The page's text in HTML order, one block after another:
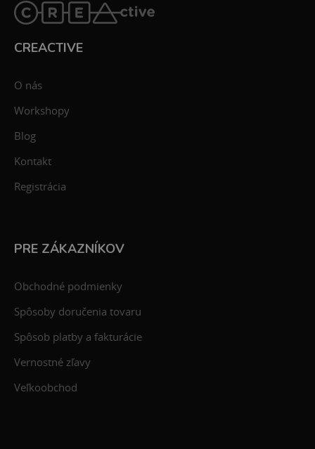
CREACTIVE
O nás
Workshopy
Blog
Kontakt
Registrácia
PRE ZÁKAZNÍKOV
Obchodné podmienky
Spôsoby doručenia tovaru
Spôsob platby a fakturácie
Vernostné zľavy
Veľkoobchod